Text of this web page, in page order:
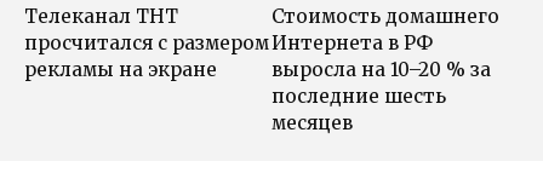
Телеканал ТНТ
просчитался с размером
рекламы на экране
Стоимость домашнего
Интернета в РФ
выросла на 10–20 % за
последние шесть
месяцев